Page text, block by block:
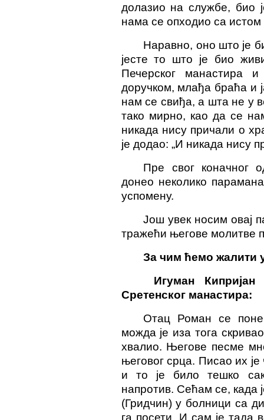
долазио на службе, био
нама се опходио са
Наравно, оно што је
јесте то што је био
Печерског манастира
доручком, млађа браћа и
нам се свиђа, а шта не у
тако мирно, као да се
никада нису причали о
је додао: „И никада нису
Пре свог коначног
донео неколико
успомену.
Још увек носим овај
тражећи његове молитве
За чим ћеможалити
Игуман
Сретенског манастира:
Отац Роман се
можда је иза тога
хвалио. Његове песме
његовог срца. Писао их је
и то је било тешко
напротив. Сећам се, када
(Гридчин) у болници са
га посети. И сам је тада